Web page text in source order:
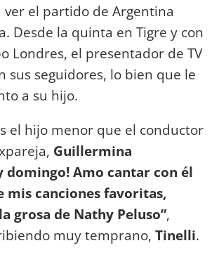
el partido de Argentina
Desde la quinta en Tigre y con
Londres, el presentador de TV
sus seguidores, lo bien que le
a su hijo.
el hijo menor que el conductor
Guillermina
domingo! Amo cantar con él
mis canciones favoritas,
grosa de Nathy Peluso”,
muy temprano, Tinelli.